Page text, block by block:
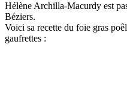
Hélène Archilla-Macurdy est
Béziers.
Voici sa recette du foie gras
gaufrettes :